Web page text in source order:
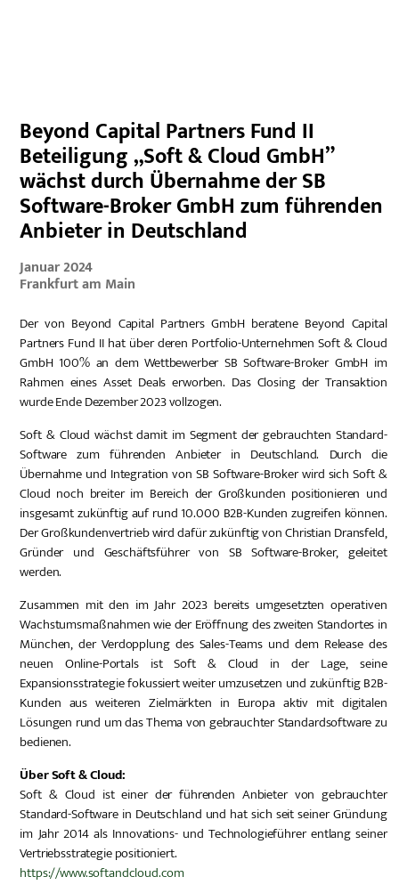
Beyond Capital Partners Fund II
Beteiligung „Soft & Cloud GmbH”
wächst durch Übernahme der SB
Software-Broker GmbH zum führenden
Anbieter in Deutschland
Januar 2024
Frankfurt am Main
Der von Beyond Capital Partners GmbH beratene Beyond Capital
Partners Fund II hat über deren Portfolio-Unternehmen Soft & Cloud
GmbH 100% an dem Wettbewerber SB Software-Broker GmbH im
Rahmen eines Asset Deals erworben. Das Closing der Transaktion
wurde Ende Dezember 2023 vollzogen.
Soft & Cloud wächst damit im Segment der gebrauchten Standard-
Software zum führenden Anbieter in Deutschland. Durch die
Übernahme und Integration von SB Software-Broker wird sich Soft &
Cloud noch breiter im Bereich der Großkunden positionieren und
insgesamt zukünftig auf rund 10.000 B2B-Kunden zugreifen können.
Der Großkundenvertrieb wird dafür zukünftig von Christian Dransfeld,
Gründer und Geschäftsführer von SB Software-Broker, geleitet
werden.
Zusammen mit den im Jahr 2023 bereits umgesetzten operativen
Wachstumsmaßnahmen wie der Eröffnung des zweiten Standortes in
München, der Verdopplung des Sales-Teams und dem Release des
neuen Online-Portals ist Soft & Cloud in der Lage, seine
Expansionsstrategie fokussiert weiter umzusetzen und zukünftig B2B-
Kunden aus weiteren Zielmärkten in Europa aktiv mit digitalen
Lösungen rund um das Thema von gebrauchter Standardsoftware zu
bedienen.
Über Soft & Cloud:
Soft & Cloud ist einer der führenden Anbieter von gebrauchter
Standard-Software in Deutschland und hat sich seit seiner Gründung
im Jahr 2014 als Innovations- und Technologieführer entlang seiner
Vertriebsstrategie positioniert.
https://www.softandcloud.com